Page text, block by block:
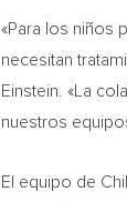
«Para los niños
necesitan
Einstein. «La
nuestros
El equipo de